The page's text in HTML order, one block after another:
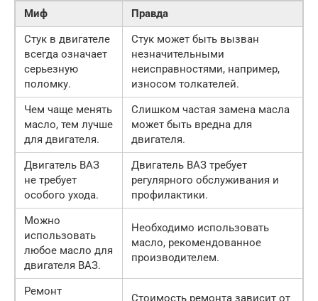
Миф
Правда
Стук в двигателе
всегда означает
серьезную
поломку.
Стук может быть вызван
незначительными
неисправностями, например,
износом толкателей.
Чем чаще менять
масло, тем лучше
для двигателя.
Слишком частая замена масла
может быть вредна для
двигателя.
Двигатель ВАЗ
не требует
особого ухода.
Двигатель ВАЗ требует
регулярного обслуживания и
профилактики.
Можно
использовать
любое масло для
двигателя ВАЗ.
Необходимо использовать
масло, рекомендованное
производителем.
Ремонт
Стоимость ремонта зависит от